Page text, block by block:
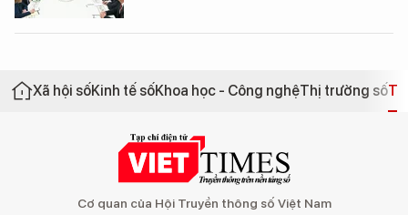
Xã hội sốKinh tế sốKhoa học - Công nghệThị trường số
Cơ quan của Hội Truyền thông số Việt Nam